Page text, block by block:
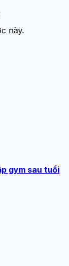
này.
gym sau tuổi